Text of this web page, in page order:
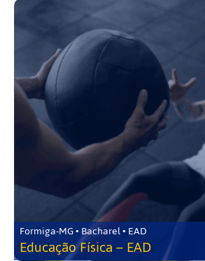
Formiga-MG • Bacharel • EAD
Educação Física – EAD